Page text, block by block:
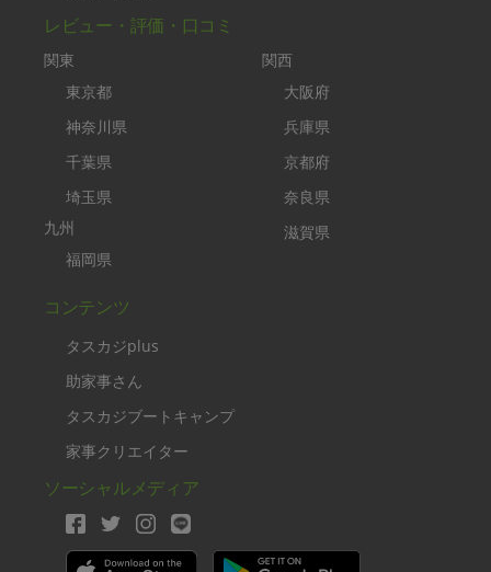
レビュー・評価・口コミ
関東
東京都
神奈川県
千葉県
埼玉県
九州
福岡県
関西
大阪府
兵庫県
京都府
奈良県
滋賀県
コンテンツ
タスカジplus
助家事さん
タスカジブートキャンプ
家事クリエイター
ソーシャルメディア